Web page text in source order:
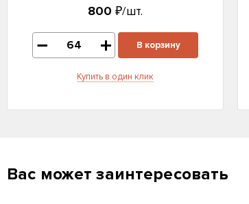
800 ₽/шт.
В корзину
Купить в один клик
Вас может заинтересовать